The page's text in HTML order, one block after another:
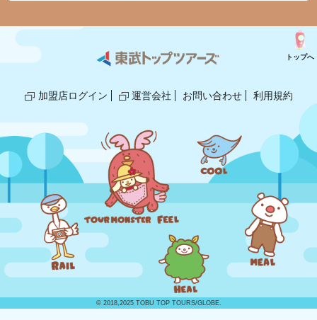
加盟店ログイン 運営会社 お問い合わせ 利用規約
トップへ
© 2018,2025 TOBU TOP TOURS/GLOBE.